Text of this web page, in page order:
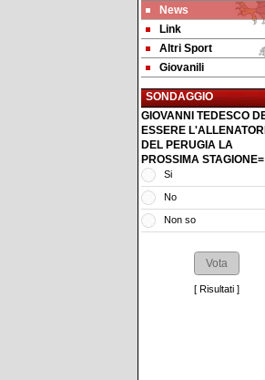
News
Link
Altri Sport
Giovanili
SONDAGGIO
GIOVANNI TEDESCO
ESSERE
DEL PERUGIA LA
PROSSIMA STAGIONE=
Si
No
Non so
[ Risultati ]